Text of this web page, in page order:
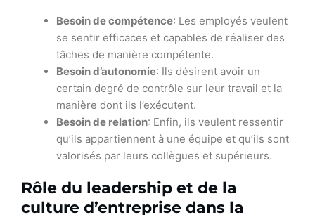
Besoin de compétence: Les employés veulent
se sentir efficaces et capables de réaliser des
tâches de manière compétente.
Besoin d’autonomie: Ils désirent avoir un
certain degré de contrôle sur leur travail et la
manière dont ils l’exécutent.
Besoin de relation: Enfin, ils veulent ressentir
qu’ils appartiennent à une équipe et qu’ils sont
valorisés par leurs collègues et supérieurs.
Rôle du leadership et de la
culture d’entreprise dans la